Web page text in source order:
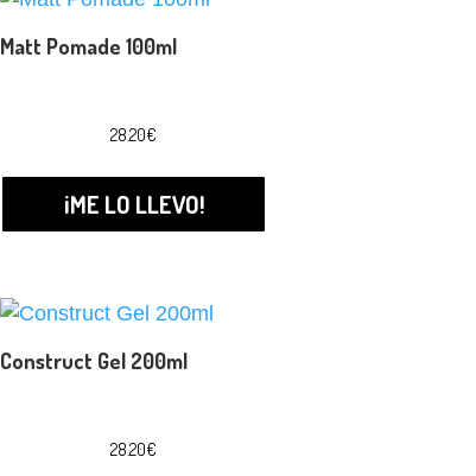
Matt Pomade 100ml
28.20€
¡ME LO LLEVO!
Construct Gel 200ml
28.20€